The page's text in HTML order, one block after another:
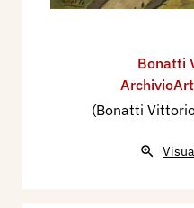
Bonatti
(Bonatti